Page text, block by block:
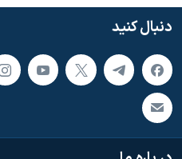
دنبال کنید